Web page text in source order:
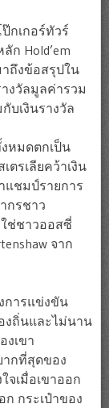
กเกอร์ทัวร์
ก Hold’em
ถึงข้อสรุปใน
งวัลมูลค่ารวม
บเงินรางวัล
หมดตกเป็น
ตรเลียคว้าเงิน
แชมป์รายการ
กรชาว
ช่ชาวออสซี่
จาก
การแข่งขัน
งถิ่นและไม่นาน
งเขา
ากที่สุดของ
จเมื่อเขาออก
ก กระเป๋าของ